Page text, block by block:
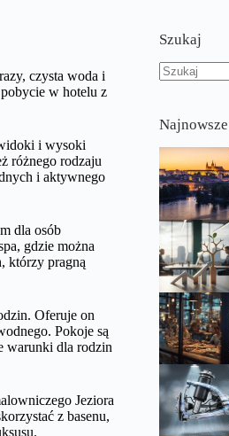
czysta woda i
w hotelu z
i wysoki
różnego rodzaju
i aktywnego
dla osób
gdzie można
którzy pragną
Oferuje on
Pokoje są
warunki dla rodzin
Jeziora
z basenu,
Szukaj